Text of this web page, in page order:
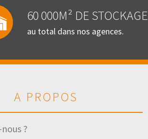
60 000M² DE STOCKAGE
au total dans nos agences.
A PROPOS
?